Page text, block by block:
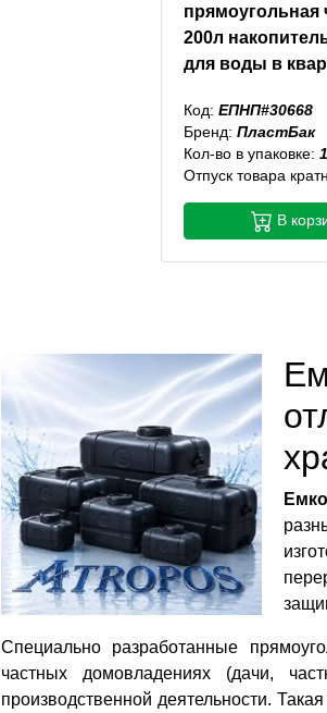
прямоугольная
200л
для воды в
Код: ЕПНП#30668
Бренд: ПластБак
Кол-во в упаковке: 1
Отпуск товара
В
Специально разработанные
частных домовладениях (дачи,
производственной деятельности.